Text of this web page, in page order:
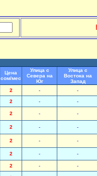
Цена
сом/мес
Улица с
Севера на
Юг
Улица с
Востока на
Запад
2 -
-
2 - -
2 - -
2 - -
2 - -
2 - -
2 - -